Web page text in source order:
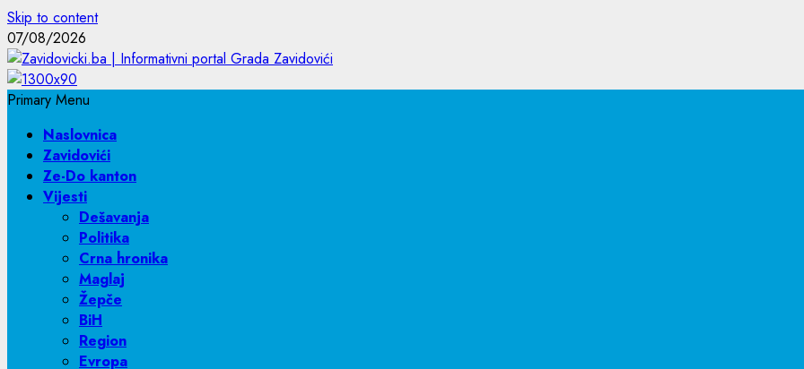
Skip to content
07/08/2026
Primary Menu
Naslovnica
Zavidovići
Ze-Do kanton
Vijesti
Dešavanja
Politika
Crna hronika
Maglaj
Žepče
BiH
Region
Evropa